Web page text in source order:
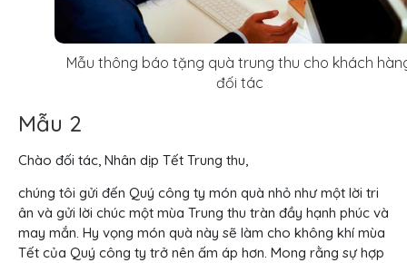
Mẫu thông báo tặng quà trung thu cho khách
đối tác
Mẫu 2
Chào đối tác, Nhân dịp Tết Trung thu,
chúng tôi gửi đến Quý công ty món quà nhỏ như một lời tri
ân và gửi lời chúc một mùa Trung thu tràn đầy hạnh phúc và
may mắn. Hy vọng món quà này sẽ làm cho không khí mùa
Tết của Quý công ty trở nên ấm áp hơn. Mong rằng sự hợp